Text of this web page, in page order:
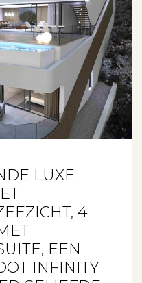
LUXE
4
EEN
INFINITY